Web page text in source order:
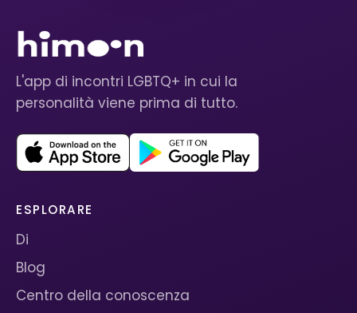
L'app di incontri LGBTQ+ in cui la
personalità viene prima di tutto.
ESPLORARE
Di
Blog
Centro della conoscenza